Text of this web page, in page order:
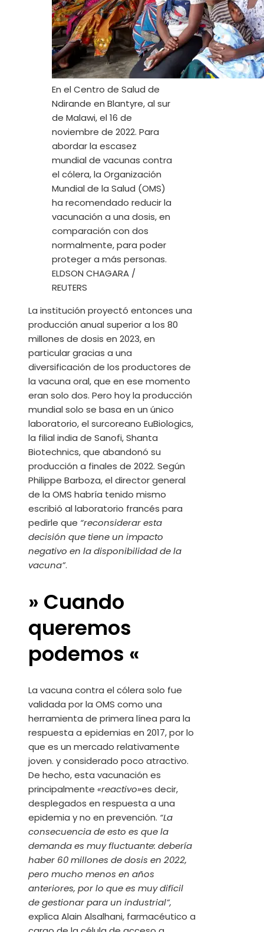
En el Centro de Salud de
Ndirande en Blantyre, al sur
de Malawi, el 16 de
noviembre de 2022. Para
abordar la escasez
mundial de vacunas contra
el cólera, la Organización
Mundial de la Salud (OMS)
ha recomendado reducir la
vacunación a una dosis, en
comparación con dos
normalmente, para poder
proteger a más personas.
ELDSON CHAGARA /
REUTERS
La institución proyectó entonces una
producción anual superior a los 80
millones de dosis en 2023, en
particular gracias a una
diversificación de los productores de
la vacuna oral, que en ese momento
eran solo dos. Pero hoy la producción
mundial solo se basa en un único
laboratorio, el surcoreano EuBiologics,
la filial india de Sanofi, Shanta
Biotechnics, que abandonó su
producción a finales de 2022. Según
Philippe Barboza, el director general
de la OMS habría tenido mismo
escribió al laboratorio francés para
pedirle que “reconsiderar esta
decisión que tiene un impacto
negativo en la disponibilidad de la
vacuna”.
» Cuando
queremos
podemos «
La vacuna contra el cólera solo fue
validada por la OMS como una
herramienta de primera línea para la
respuesta a epidemias en 2017, por lo
que es un mercado relativamente
joven. y considerado poco atractivo.
De hecho, esta vacunación es
principalmente «reactivo»es decir,
desplegados en respuesta a una
epidemia y no en prevención. “La
consecuencia de esto es que la
demanda es muy fluctuante: debería
haber 60 millones de dosis en 2022,
pero mucho menos en años
anteriores, por lo que es muy difícil
de gestionar para un industrial”,
explica Alain Alsalhani, farmacéutico a